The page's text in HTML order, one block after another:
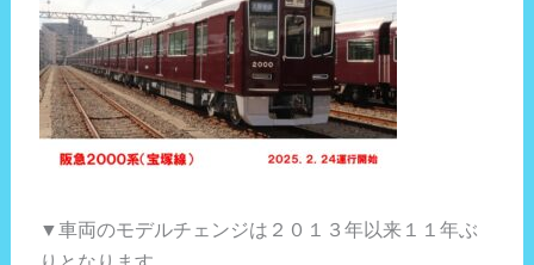
▼車両のモデルチェンジは２０１３年以来１１年ぶ